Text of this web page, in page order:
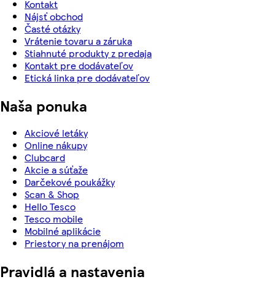
Kontakt
Nájsť obchod
Časté otázky
Vrátenie tovaru a záruka
Stiahnuté produkty z predaja
Kontakt pre dodávateľov
Etická linka pre dodávateľov
Naša ponuka
Akciové letáky
Online nákupy
Clubcard
Akcie a súťaže
Darčekové poukážky
Scan & Shop
Hello Tesco
Tesco mobile
Mobilné aplikácie
Priestory na prenájom
Pravidlá a nastavenia